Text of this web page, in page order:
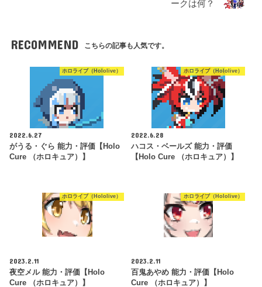
ークは何？
RECOMMEND こちらの記事も人気です。
ホロライブ（Hololive）
2022.6.27
がうる・ぐら 能力・評価【Holo
Cure （ホロキュア）】
ホロライブ（Hololive）
2022.6.28
ハコス・ベールズ 能力・評価
【Holo Cure （ホロキュア）】
ホロライブ（Hololive）
2023.2.11
夜空メル 能力・評価【Holo
Cure （ホロキュア）】
ホロライブ（Hololive）
2023.2.11
百鬼あやめ 能力・評価【Holo
Cure （ホロキュア）】